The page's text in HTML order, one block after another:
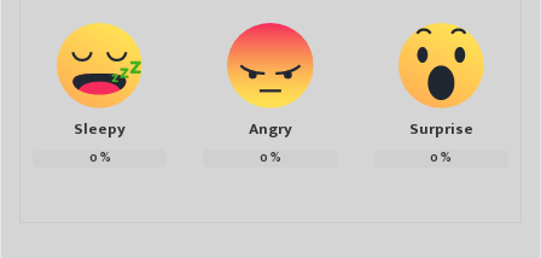
Sleepy
0%
Angry
0%
Surprise
0%